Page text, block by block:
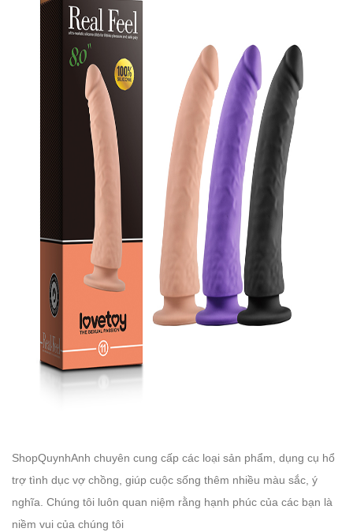
ShopQuynhAnh chuyên cung cấp các loại sản phẩm, dụng cụ hổ
trợ tình dục vợ chồng, giúp cuộc sống thêm nhiều màu sắc, ý
nghĩa. Chúng tôi luôn quan niệm rằng hạnh phúc của các bạn là
niềm vui của chúng tôi